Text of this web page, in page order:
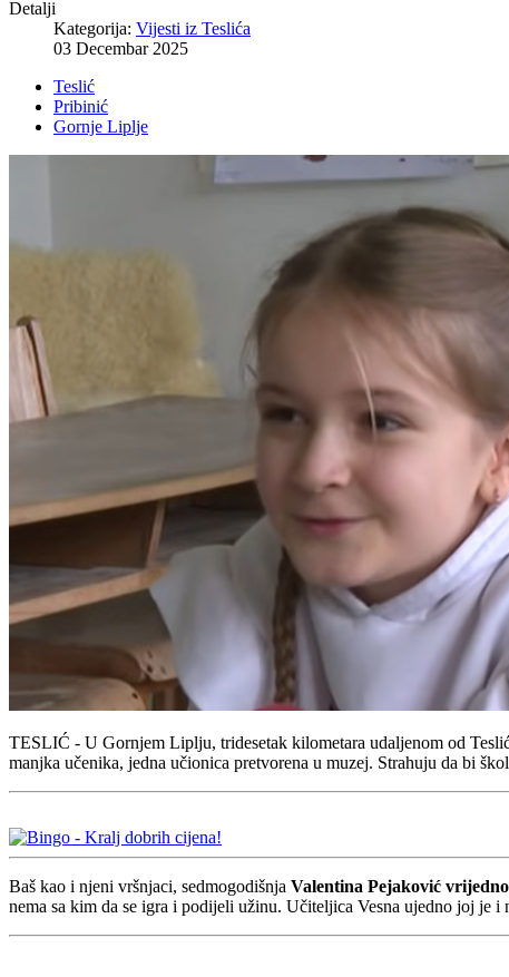
Detalji
Kategorija: Vijesti iz Teslića
03 Decembar 2025
Teslić
Pribinić
Gornje Liplje
TESLIĆ - U Gornjem Liplju, tridesetak kilometara udaljenom od
manjka učenika, jedna učionica pretvorena u muzej. Strahuju da bi
Baš kao i njeni vršnjaci, sedmogodišnja Valentina Pejaković vrijedno
nema sa kim da se igra i podijeli užinu. Učiteljica Vesna ujedno joj je i